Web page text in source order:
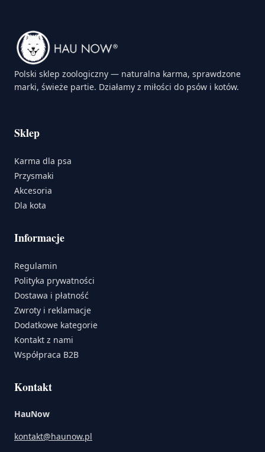
Polski sklep zoologiczny — naturalna karma, sprawdzone
marki, świeże partie. Działamy z miłości do psów i kotów.
Sklep
Karma dla psa
Przysmaki
Akcesoria
Dla kota
Informacje
Regulamin
Polityka prywatności
Dostawa i płatność
Zwroty i reklamacje
Dodatkowe kategorie
Kontakt z nami
Współpraca B2B
Kontakt
HauNow
kontakt@haunow.pl